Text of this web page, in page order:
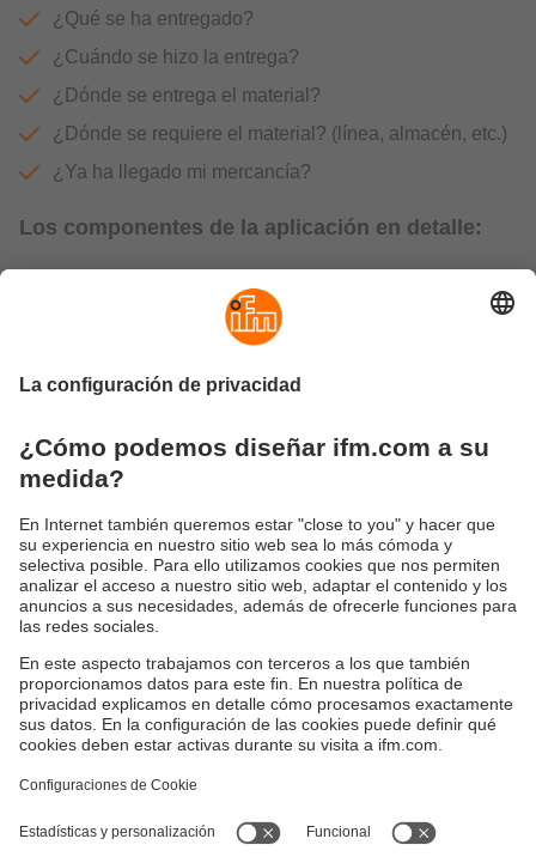
¿Qué se ha entregado?
¿Cuándo se hizo la entrega?
¿Dónde se entrega el material?
¿Dónde se requiere el material? (línea, almacén, etc.)
¿Ya ha llegado mi mercancía?
Los componentes de la aplicación en detalle:
Sostenibilidad
Política de garantía
Responsible Disclosure